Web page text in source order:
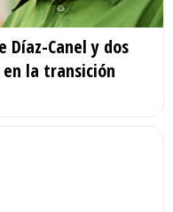
Canel y dos
la transición